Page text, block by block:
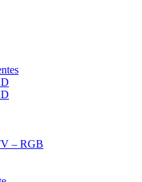
– RGB